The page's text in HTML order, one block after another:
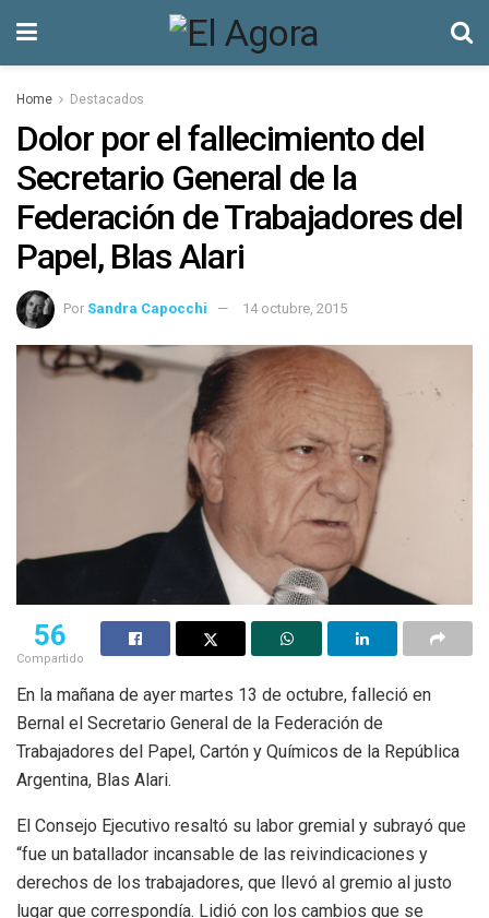
Home Destacados
Dolor por el fallecimiento del
Secretario General de la
Federación de Trabajadores del
Papel, Blas Alari
Por Sandra Capocchi 14 octubre, 2015
56
Compartido
En la mañana de ayer martes 13 de octubre, falleció en
Bernal el Secretario General de la Federación de
Trabajadores del Papel, Cartón y Químicos de la República
Argentina, Blas Alari.
El Consejo Ejecutivo resaltó su labor gremial y subrayó que
“fue un batallador incansable de las reivindicaciones y
derechos de los trabajadores, que llevó al gremio al justo
lugar que correspondía. Lidió con los cambios que se